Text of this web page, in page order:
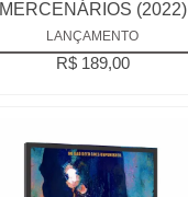
MERCENÁRIOS (2022)
LANÇAMENTO
R$ 189,00